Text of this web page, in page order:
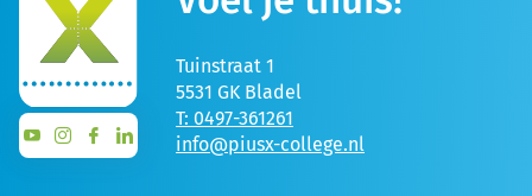
Tuinstraat 1
5531 GK Bladel
T: 0497-361261
info@piusx-college.nl